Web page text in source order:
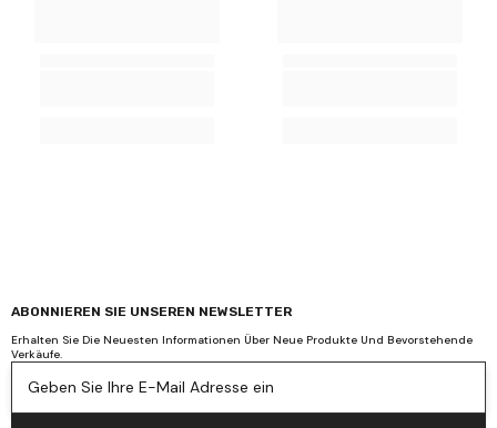
ABONNIEREN SIE UNSEREN NEWSLETTER
Erhalten Sie Die Neuesten Informationen Über Neue Produkte Und Bevorstehende
Verkäufe.
Geben Sie Ihre E-Mail Adresse ein